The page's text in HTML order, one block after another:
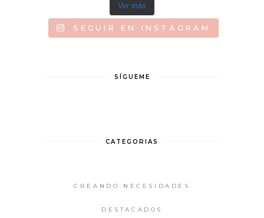
Ver más
SEGUIR EN INSTAGRAM
SÍGUEME
CATEGORIAS
CREANDO NECESIDADES
DESTACADOS